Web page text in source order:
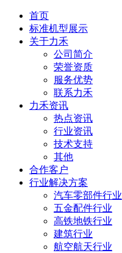
首页
标准机型展示
关于力禾
公司简介
荣誉资质
服务优势
联系力禾
力禾资讯
热点资讯
行业资讯
技术支持
其他
合作客户
行业解决方案
汽车零部件行业
五金配件行业
高铁地铁行业
建筑行业
航空航天行业